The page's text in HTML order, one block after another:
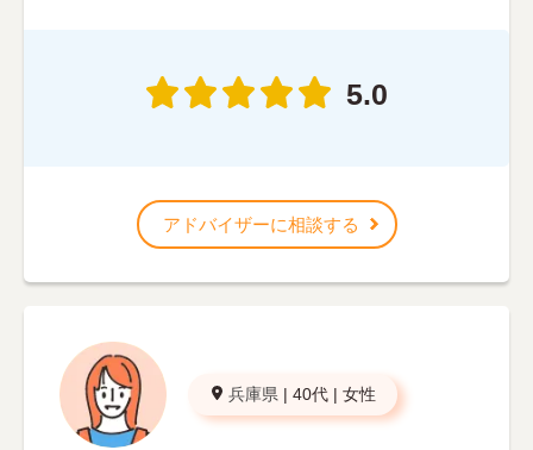
5.0
アドバイザーに相談する
兵庫県 | 40代 | 女性